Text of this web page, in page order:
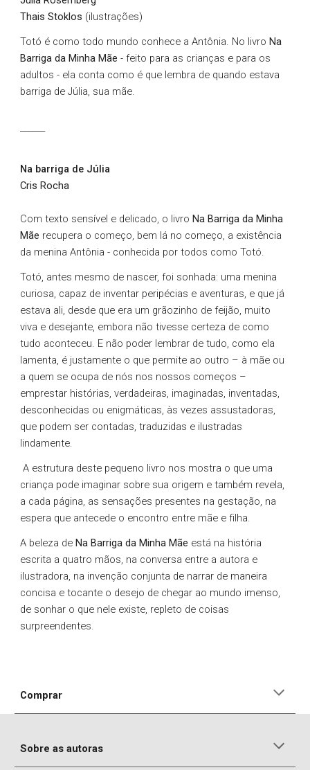
Thais Stoklos (ilustrações)
Totó é como todo mundo conhece a Antônia. No livroNa
Barriga da Minha Mãe - feito para as crianças e para os
adultos - ela conta como é que lembra de quando estava
barriga de Júlia, sua mãe.
Na barriga de Júlia
Cris Rocha
Com texto sensível e delicado, o livroNa Barriga da Minha
Mãe recupera o começo, bem lá no começo, a existência
da menina Antônia - conhecida por todos como Totó.
Totó, antes mesmo de nascer, foi sonhada: uma menina
curiosa, capaz de inventar peripécias e aventuras, e que já
estava ali, desde que era um grãozinho de feijão, muito
viva e desejante, embora não tivesse certeza de como
tudo aconteceu. E não poder lembrar de tudo, como ela
lamenta, é justamente o que permite ao outro – à mãe ou
a quem se ocupa de nós nos nossos começos –
emprestar histórias, verdadeiras, imaginadas, inventadas,
desconhecidas ou enigmáticas, às vezes assustadoras,
que podem ser contadas, traduzidas e ilustradas
lindamente.
A estrutura deste pequeno livro nos mostra o que uma
criança pode imaginar sobre sua origem e também revela,
a cada página, as sensações presentes na gestação, na
espera que antecede o encontro entre mãe e filha.
A beleza deNa Barriga da Minha Mãe está na história
escrita a quatro mãos, na conversa entre a autora e
ilustradora, na invenção conjunta de narrar de maneira
concisa e tocante o desejo de chegar ao mundo imenso,
de sonhar o que nele existe, repleto de coisas
surpreendentes.
Comprar
Sobre as autoras